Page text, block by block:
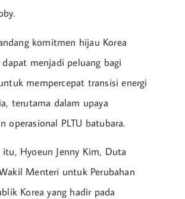
komitmen hijau Korea
menjadi peluang bagi
mempercepat transisi energi
terutama dalam upaya
operasional PLTU batubara.
itu, Hyoeun Jenny Kim, Duta
Menteri untuk Perubahan
Korea yang hadir pada